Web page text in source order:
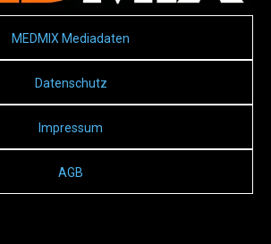
MEDMIX Mediadaten
Datenschutz
Impressum
AGB